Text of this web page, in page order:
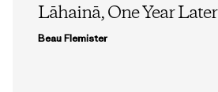
Lāhainā, One Year Later
Beau Flemister